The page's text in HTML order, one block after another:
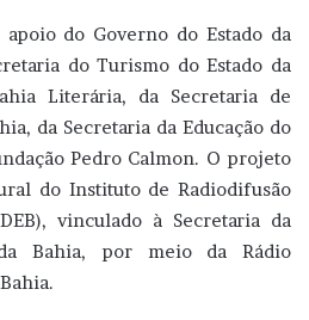
do Governo do Estado da
do Turismo do Estado da
Literária, da Secretaria de
da Secretaria da Educação do
Pedro Calmon. O projeto
do Instituto de Radiodifusão
vinculado à Secretaria da
Bahia, por meio da Rádio